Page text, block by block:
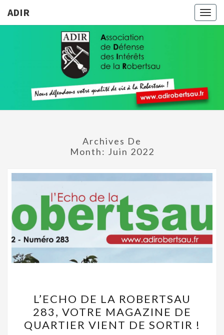
ADIR
ADIR
Votre
Qualité
De Vie À
Robertsau
Archives De
Month: Juin 2022
DE
LA
ROBERTSAU
L’ECHO DE LA ROBERTSAU
283, VOTRE MAGAZINE DE
QUARTIER VIENT DE SORTIR !